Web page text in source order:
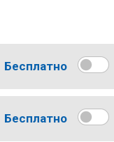
Бесплатно
Бесплатно